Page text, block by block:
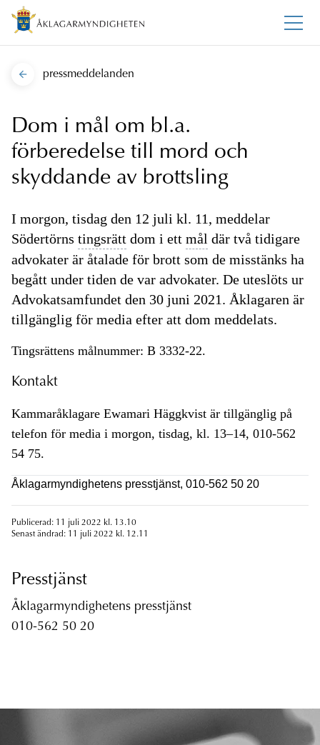
pressmeddelanden
Dom i mål om bl.a.
förberedelse till mord och
skyddande av brottsling
I morgon, tisdag den 12 juli kl. 11, meddelar
Södertörns tingsrätt dom i ett mål där två tidigare
advokater är åtalade för brott som de misstänks ha
begått under tiden de var advokater. De uteslöts ur
Advokatsamfundet den 30 juni 2021. Åklagaren är
tillgänglig för media efter att dom meddelats.
Tingsrättens målnummer: B 3332-22.
Kontakt
Kammaråklagare Ewamari Häggkvist är tillgänglig på
telefon för media i morgon, tisdag, kl. 13–14, 010-562
54 75.
Åklagarmyndighetens presstjänst, 010-562 50 20
Publicerad: 11 juli 2022 kl. 13.10
Senast ändrad: 11 juli 2022 kl. 12.11
Presstjänst
Åklagarmyndighetens presstjänst
010-562 50 20